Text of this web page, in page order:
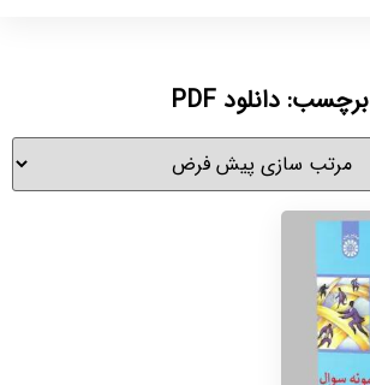
برچسب: دانلود PDF